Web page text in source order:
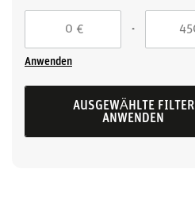
€ -
Anwenden
AUSGEWÄHLTE FILTER
ANWENDEN